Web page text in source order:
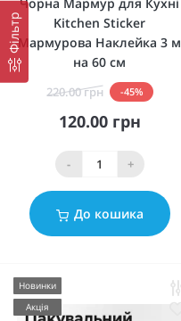
Фільтр
Чорна Мармур для Кухні
Kitchen Sticker
Мармурова Наклейка 3 м
на 60 см
220.00 грн -45%
120.00 грн
- +
До кошика
Новинки
Акція